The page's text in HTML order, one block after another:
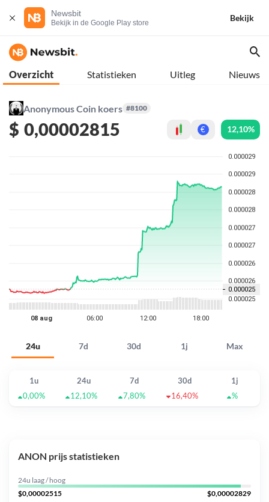
Newsbit
Bekijk in de Google Play store
Bekijk
Overzicht Statistieken Uitleg Nieuws
Anonymous Coin koers #8100
$ 0,00002815 € 12,10%
24u 7d 30d 1j Max
1u 24u 7d 30d
1j
0,00%
12,10% 7,80% 16,40% %
ANON prijs statistieken
24u laag / hoog
$0,00002515
$0,00002829